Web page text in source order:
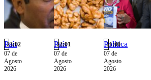
País
23:02
07 de
Agosto
2026
País
22:01
07 de
Agosto
2026
Política
21:00
07 de
Agosto
2026